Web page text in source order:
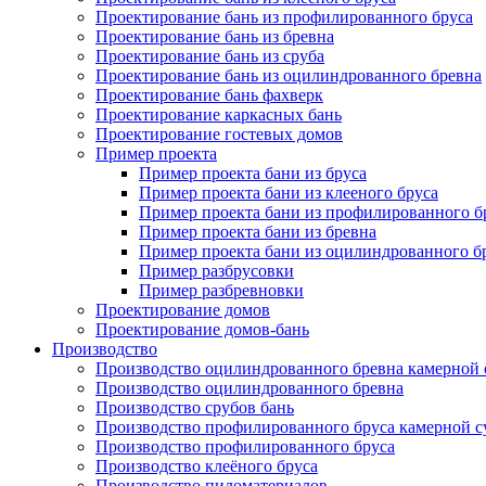
Проектирование бань из профилированного бруса
Проектирование бань из бревна
Проектирование бань из сруба
Проектирование бань из оцилиндрованного бревна
Проектирование бань фахверк
Проектирование каркасных бань
Проектирование гостевых домов
Пример проекта
Пример проекта бани из бруса
Пример проекта бани из клееного бруса
Пример проекта бани из профилированного
Пример проекта бани из бревна
Пример проекта бани из оцилиндрованного
Пример разбрусовки
Пример разбревновки
Проектирование домов
Проектирование домов-бань
Производство
Производство оцилиндрованного бревна камерной
Производство оцилиндрованного бревна
Производство срубов бань
Производство профилированного бруса камерной
Производство профилированного бруса
Производство клеёного бруса